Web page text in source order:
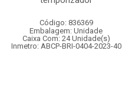
Código: 836369
Embalagem: Unidade
Caixa Com: 24 Unidade(s)
Inmetro: ABCP-BRI-0404-2023-40